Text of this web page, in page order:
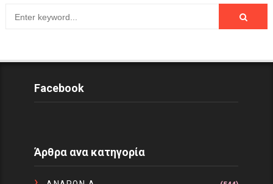
Facebook
Άρθρα ανα κατηγορία